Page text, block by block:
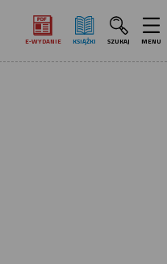
E‑WYDANIE KSIĄŻKI SZUKAJ MENU